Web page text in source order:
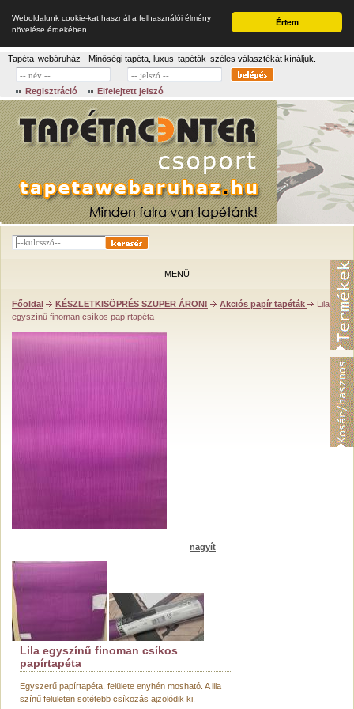
Értem
Weboldalunk cookie-kat használ a felhasználói élmény
növelése érdekében
Tapéta webáruház - Minőségi tapéta, luxus tapéták széles választékát kínáljuk.
Regisztráció Elfelejtett jelszó
MENÜ
Főoldal KÉSZLETKISÖPRÉS SZUPER ÁRON! Akciós papír tapéták
Lila
egyszínű finoman csíkos papírtapéta
nagyít
Lila egyszínű finoman csíkos
papírtapéta
Egyszerű papírtapéta, felülete enyhén mosható. A lila
színű felületen sötétebb csíkozás ajzolódik ki.